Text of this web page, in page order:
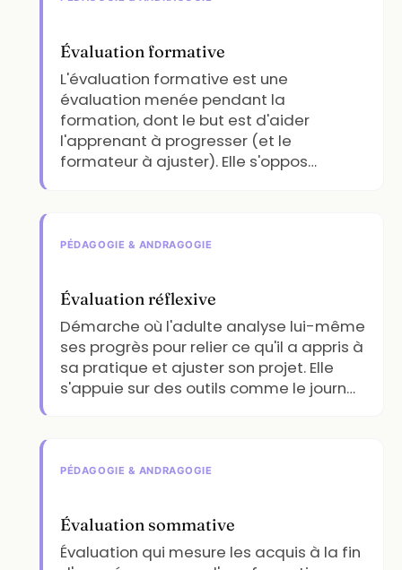
Évaluation formative
L'évaluation formative est une
évaluation menée pendant la
formation, dont le but est d'aider
l'apprenant à progresser (et le
formateur à ajuster). Elle s'oppos…
PÉDAGOGIE & ANDRAGOGIE
Évaluation réflexive
Démarche où l'adulte analyse lui-même
ses progrès pour relier ce qu'il a appris à
sa pratique et ajuster son projet. Elle
s'appuie sur des outils comme le journ…
PÉDAGOGIE & ANDRAGOGIE
Évaluation sommative
Évaluation qui mesure les acquis à la fin